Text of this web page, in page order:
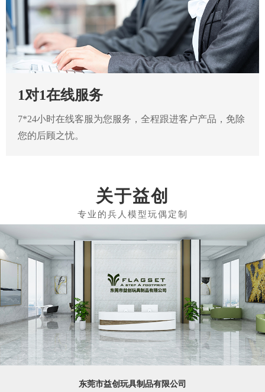
1对1在线服务
7*24小时在线客服为您服务，全程跟进客户产品，免除
您的后顾之忧。
关于益创
东莞市益创玩具制品有限公司